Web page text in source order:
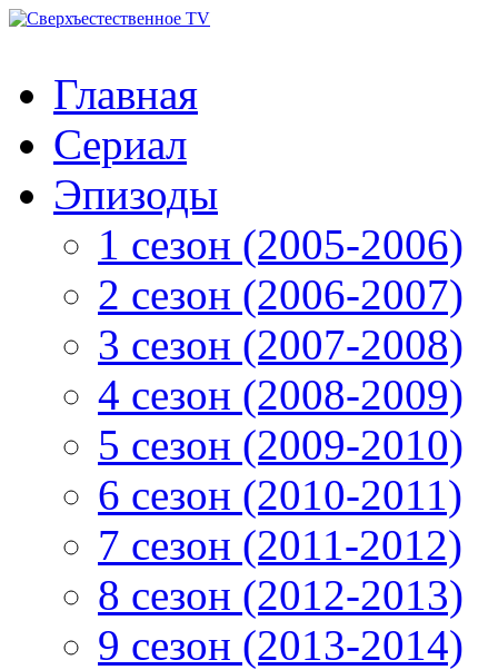
Главная
Сериал
Эпизоды
1 сезон (2005-2006)
2 сезон (2006-2007)
3 сезон (2007-2008)
4 сезон (2008-2009)
5 сезон (2009-2010)
6 сезон (2010-2011)
7 сезон (2011-2012)
8 сезон (2012-2013)
9 сезон (2013-2014)